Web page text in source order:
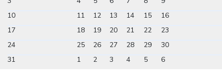
10
11 12 13 14 15
16
17
18 19 20 21 22
23
24
25 26 27 28 29
30
31
1 2 3 4 5 6